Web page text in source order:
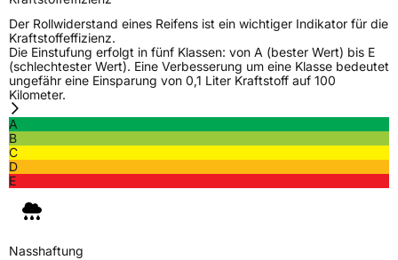
Zustand Neureifen
VerstärktXL
EU Label
EffizienzD
NasshaftungA
Der Rollwiderstand eines Reifens ist ein wichtiger Indikator für die
Kraftstoffeffizienz.
Die Einstufung erfolgt in fünf Klassen: von A (bester Wert) bis E
(schlechtester Wert). Eine Verbesserung um eine Klasse bedeutet
ungefähr eine Einsparung von 0,1 Liter Kraftstoff auf 100
Kilometer.
A
B
C
D
E
Nasshaftung